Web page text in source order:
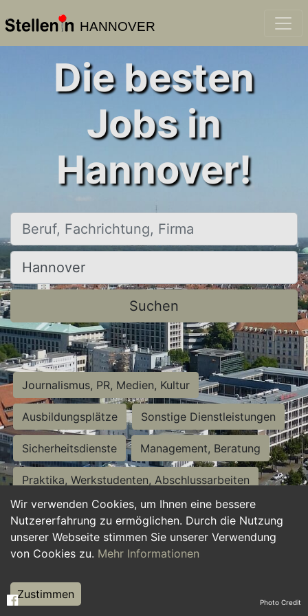
HANNOVER
Wir verwenden Cookies, um Ihnen eine bessere
Nutzererfahrung zu ermöglichen. Durch die Nutzung
unserer Webseite stimmen Sie unserer Verwendung
von Cookies zu. Mehr Informationen
Zustimmen
Die besten
Jobs in
Hannover!
Beruf, Fachrichtung, Firma
Ort, Stadt
Suchen
Journalismus, PR, Medien, Kultur
Ausbildungsplätze Sonstige Dienstleistungen
Sicherheitsdienste Management, Beratung
Praktika, Werkstudenten, Abschlussarbeiten
Personalwesen Assistenz, Sekretariat
Hilfskräfte, Aushilfs- und Nebenjobs
Weiterbildung, Studium, duale Ausbildung Photo Credit